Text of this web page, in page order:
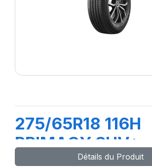
275/65R18 116H
PRIMACY SUV+
Détails du Produit